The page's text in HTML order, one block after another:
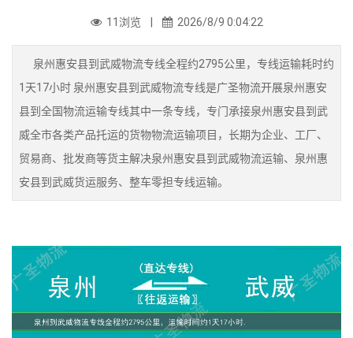
11浏览 | 2026/8/9 0:04:22
泉州惠安县到武威物流专线全程约2795公里，专线运输耗时约
1天17小时 泉州惠安县到武威物流专线是广圣物流开展泉州惠安
县到全国物流运输专线其中一条专线，专门承接泉州惠安县到武
威全市各类产品托运的货物物流运输项目，长期为企业、工厂、
贸易商、批发商等货主解决泉州惠安县到武威物流运输、泉州惠
安县到武威货运服务、整车零担专线运输。